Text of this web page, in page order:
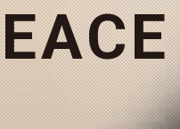
EACE